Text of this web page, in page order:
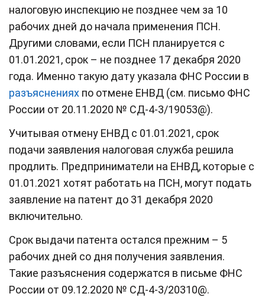
налоговую инспекцию не позднее чем за 10
рабочих дней до начала применения ПСН.
Другими словами, если ПСН планируется с
01.01.2021, срок – не позднее 17 декабря 2020
года. Именно такую дату указала ФНС России в
разъяснениях по отмене ЕНВД (см. письмо ФНС
России от 20.11.2020 № СД-4-3/19053@).
Учитывая отмену ЕНВД с 01.01.2021, срок
подачи заявления налоговая служба решила
продлить. Предприниматели на ЕНВД, которые с
01.01.2021 хотят работать на ПСН, могут подать
заявление на патент до 31 декабря 2020
включительно.
Срок выдачи патента остался прежним – 5
рабочих дней со дня получения заявления.
Такие разъяснения содержатся в письме ФНС
России от 09.12.2020 № СД-4-3/20310@.